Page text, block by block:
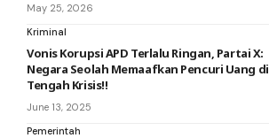
May 25, 2026
Kriminal
Vonis Korupsi APD Terlalu Ringan, Partai X:
Negara Seolah Memaafkan Pencuri Uang di
Tengah Krisis!!
June 13, 2025
Pemerintah